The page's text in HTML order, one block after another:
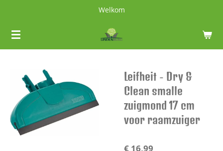
naar
de
Welkom
Leifheit - Dry &
Clean smalle
zuigmond 17 cm
voor raamzuiger
€ 16,99